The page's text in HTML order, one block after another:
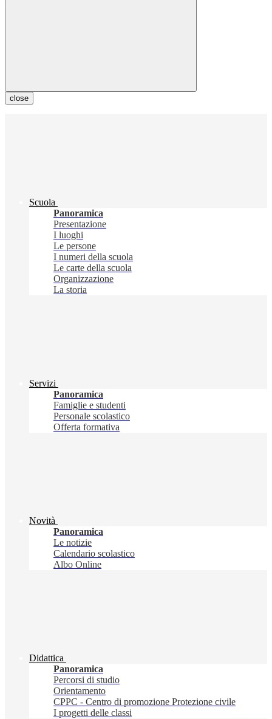
close
Scuola
Panoramica
Presentazione
I luoghi
Le persone
I numeri della scuola
Le carte della scuola
Organizzazione
La storia
Servizi
Panoramica
Famiglie e studenti
Personale scolastico
Offerta formativa
Novità
Panoramica
Le notizie
Calendario scolastico
Albo Online
Didattica
Panoramica
Percorsi di studio
Orientamento
CPPC - Centro di promozione Protezione civile
I progetti delle classi